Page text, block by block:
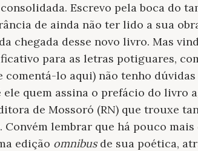
Escrevo pela boca do
de ainda não ter lido a sua
chegada desse novo livro. Mas
para as letras potiguares,
comentá-lo aqui) não tenho
ele quem assina o prefácio do livro
de Mossoró (RN) que trouxe
lembrar que há pouco mais
edição omnibusde sua poética,